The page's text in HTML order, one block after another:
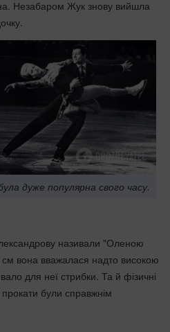
Незабаром Жук знову вийшла
дуже популярна свого часу.
називали "Оленою
вона вважалася надто високою
для неї стрибки. Та й фізичні
прокати були справжнім